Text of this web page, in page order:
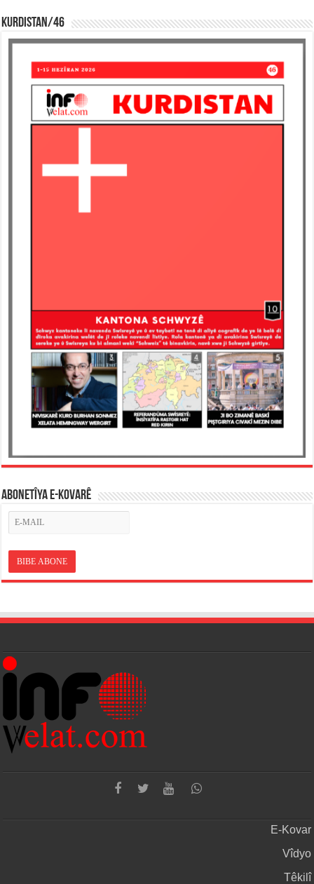
KURDISTAN/46
ABONETÎYA E-KOVARÊ
E-Kovar
Vîdyo
Têkilî